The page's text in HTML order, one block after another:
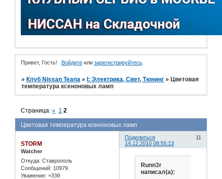
Привет, Гость! Войдитеили зарегистрируйтесь.
» Клуб Nissan Teana » I: Электрика, Свет, Тюнинг » Цветовая
температура ксеноновых ламп
Цветовая температура ксеноновых ламп
Страница:« 1 2
Поделиться
11
14.12.2010 08:55:13
STORM
Watcher
Откуда: Ставрополь
Сообщений: 10979
Уважение: +339
Runn3r
написал(а):